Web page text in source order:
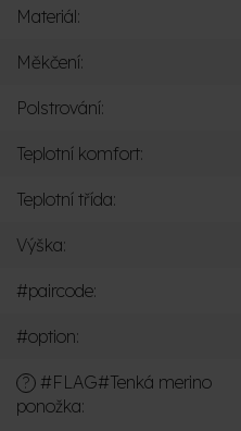
Materiál:
Měkčení:
Polstrování:
Teplotní komfort:
Teplotní třída:
Výška:
#paircode:
#option:
?
#FLAG#Tenká merino
ponožka: